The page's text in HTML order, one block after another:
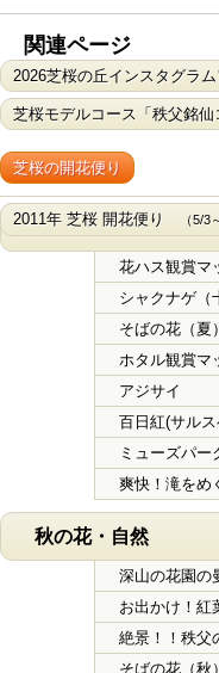
関連ページ
2026芝桜の丘インスタグラ
芝桜モデルコース「秩父銘仙
芝桜の開花便り
2011年 芝桜 開花便り （5/3
花ハス観賞マ
シャクナゲ（
そばの花（夏）
ホタル観賞マ
アジサイ
百日紅(サル
ミューズパー
爽快！滝をめ
秋の花・自然
深山の花園の
お出かけ！紅
絶景！！秩父
そばの花（秋）